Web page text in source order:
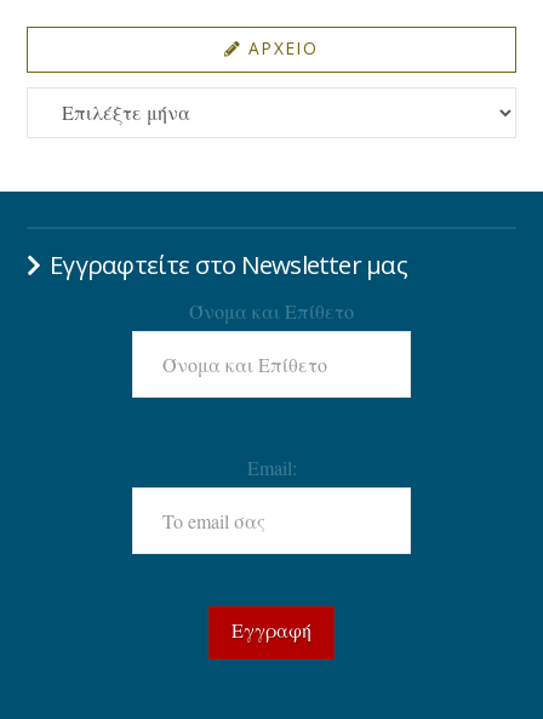
ΑΡΧΕΙΟ
ΑΡΧΕΙΟ
Εγγραφτείτε στο Newsletter μας
Όνομα και Επίθετο
Email: